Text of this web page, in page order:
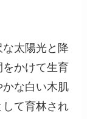
太陽光と降
かけて生育
な白い木肌
て育林され